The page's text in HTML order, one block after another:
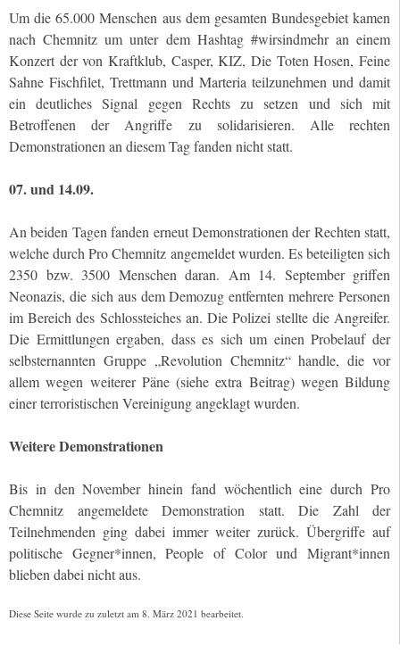
Um die 65.000 Menschen aus dem gesamten Bundesgebiet kamen
nach Chemnitz um unter dem Hashtag #wirsindmehr an einem
Konzert der von Kraftklub, Casper, KIZ, Die Toten Hosen, Feine
Sahne Fischfilet, Trettmann und Marteria teilzunehmen und damit
ein deutliches Signal gegen Rechts zu setzen und sich mit
Betroffenen der Angriffe zu solidarisieren. Alle rechten
Demonstrationen an diesem Tag fanden nicht statt.
07. und 14.09.
An beiden Tagen fanden erneut Demonstrationen der Rechten statt,
welche durch Pro Chemnitz angemeldet wurden. Es beteiligten sich
2350 bzw. 3500 Menschen daran. Am 14. September griffen
Neonazis, die sich aus dem Demozug entfernten mehrere Personen
im Bereich des Schlossteiches an. Die Polizei stellte die Angreifer.
Die Ermittlungen ergaben, dass es sich um einen Probelauf der
selbsternannten Gruppe „Revolution Chemnitz“ handle, die vor
allem wegen weiterer Päne (siehe extra Beitrag) wegen Bildung
einer terroristischen Vereinigung angeklagt wurden.
Weitere Demonstrationen
Bis in den November hinein fand wöchentlich eine durch Pro
Chemnitz angemeldete Demonstration statt. Die Zahl der
Teilnehmenden ging dabei immer weiter zurück. Übergriffe auf
politische Gegner*innen, People of Color und Migrant*innen
blieben dabei nicht aus.
Diese Seite wurde zu zuletzt am 8. März 2021 bearbeitet.